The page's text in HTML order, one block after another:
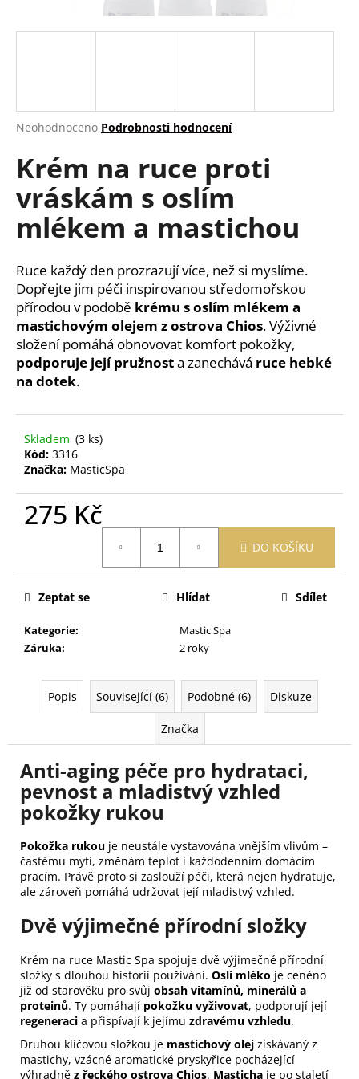
Průměrné
produktu
je
z
hvězdiček.
Neohodnoceno Podrobnosti hodnocení
Krém na ruce proti
vráskám s oslím
mlékem a mastichou
Ruce každý den prozrazují více, než si myslíme.
Dopřejte jim péči inspirovanou středomořskou
přírodou v podobě krému s oslím mlékem a
mastichovým olejem z ostrova Chios. Výživné
složení pomáhá obnovovat komfort pokožky,
podporuje její pružnosta zanechává ruce hebké
na dotek.
Skladem (3 ks)
Kód: 3316
Značka: MasticSpa
275 Kč
DO KOŠÍKU
Kategorie:
Mastic Spa
Záruka: 2 roky
Zeptat se Hlídat Sdílet
Popis Související (6) Podobné (6) Diskuze
Značka
Anti-aging péče pro hydrataci,
pevnost a mladistvý vzhled
pokožky rukou
Pokožka rukou je neustále vystavována vnějším vlivům –
častému mytí, změnám teplot i každodenním domácím
pracím. Právě proto si zaslouží péči, která nejen hydratuje,
ale zároveň pomáhá udržovat její mladistvý vzhled.
Dvě výjimečné přírodní složky
Krém na ruce Mastic Spa spojuje dvě výjimečné přírodní
složky s dlouhou historií používání. Oslí mléko je ceněno
již od starověku pro svůj obsah vitamínů, minerálů a
proteinů. Ty pomáhají pokožku vyživovat, podporují její
regeneraci a přispívají k jejímu zdravému vzhledu.
Druhou klíčovou složkou je mastichový olej získávaný z
mastichy, vzácné aromatické pryskyřice pocházející
výhradně z řeckého ostrova Chios. Masticha je po staletí
j
?
o
p
o
r
u
č
u
e
m
e
OBAL
NA
ZDRAVOTNÍ
MEDVĚD
SMETANOVÝ
Kč